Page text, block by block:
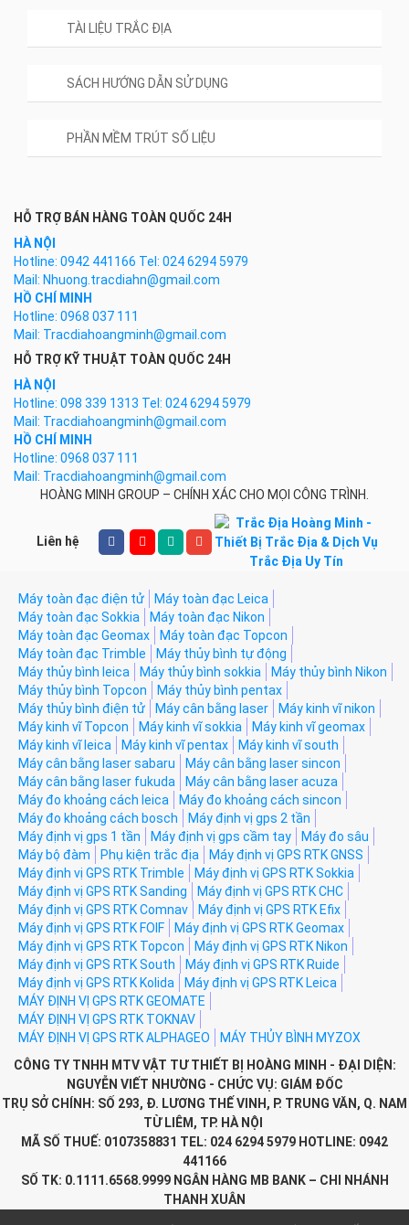
TÀI LIỆU TRẮC ĐỊA
SÁCH HƯỚNG DẪN SỬ DỤNG
PHẦN MỀM TRÚT SỐ LIỆU
HỖ TRỢ BÁN HÀNG TOÀN QUỐC 24H
HÀ NỘI
Hotline: 0942 441166 Tel: 024 6294 5979
Mail: Nhuong.tracdiahn@gmail.com
HỒ CHÍ MINH
Hotline: 0968 037 111
Mail: Tracdiahoangminh@gmail.com
HỖ TRỢ KỸ THUẬT TOÀN QUỐC 24H
HÀ NỘI
Hotline: 098 339 1313 Tel: 024 6294 5979
Mail: Tracdiahoangminh@gmail.com
HỒ CHÍ MINH
Hotline: 0968 037 111
Mail: Tracdiahoangminh@gmail.com
HOÀNG MINH GROUP – CHÍNH XÁC CHO MỌI CÔNG TRÌNH.
Liên hệ
Máy toàn đạc điện tử
Máy toàn đạc Leica
Máy toàn đạc Sokkia
Máy toàn đạc Nikon
Máy toàn đạc Geomax
Máy toàn đạc Topcon
Máy toàn đạc Trimble
Máy thủy bình tự động
Máy thủy bình leica
Máy thủy bình sokkia
Máy thủy bình Nikon
Máy thủy bình Topcon
Máy thủy bình pentax
Máy thủy bình điện tử
Máy cân bằng laser
Máy kinh vĩ nikon
Máy kinh vĩ Topcon
Máy kinh vĩ sokkia
Máy kinh vĩ geomax
Máy kinh vĩ leica
Máy kinh vĩ pentax
Máy kinh vĩ south
Máy cân bằng laser sabaru
Máy cân bằng laser sincon
Máy cân bằng laser fukuda
Máy cân bằng laser acuza
Máy đo khoảng cách leica
Máy đo khoảng cách sincon
Máy đo khoảng cách bosch
Máy định vị gps 2 tần
Máy định vị gps 1 tần
Máy định vị gps cầm tay
Máy đo sâu
Máy bộ đàm
Phụ kiện trắc địa
Máy định vị GPS RTK GNSS
Máy định vị GPS RTK Trimble
Máy định vị GPS RTK Sokkia
Máy định vị GPS RTK Sanding
Máy định vị GPS RTK CHC
Máy định vị GPS RTK Comnav
Máy định vị GPS RTK Efix
Máy định vị GPS RTK FOIF
Máy định vị GPS RTK Geomax
Máy định vị GPS RTK Topcon
Máy định vị GPS RTK Nikon
Máy định vị GPS RTK South
Máy định vị GPS RTK Ruide
Máy định vị GPS RTK Kolida
Máy định vị GPS RTK Leica
MÁY ĐỊNH VỊ GPS RTK GEOMATE
MÁY ĐỊNH VỊ GPS RTK TOKNAV
MÁY ĐỊNH VỊ GPS RTK ALPHAGEO
MÁY THỦY BÌNH MYZOX
CÔNG TY TNHH MTV VẬT TƯ THIẾT BỊ HOÀNG MINH - ĐẠI DIỆN:
NGUYỄN VIẾT NHƯỜNG - CHỨC VỤ: GIÁM ĐỐC
TRỤ SỞ CHÍNH: SỐ 293, Đ. LƯƠNG THẾ VINH, P. TRUNG VĂN, Q. NAM
TỪ LIÊM, TP. HÀ NỘI
MÃ SỐ THUẾ: 0107358831 TEL: 024 6294 5979 HOTLINE: 0942
441166
SỐ TK: 0.1111.6568.9999 NGÂN HÀNG MB BANK – CHI NHÁNH
THANH XUÂN